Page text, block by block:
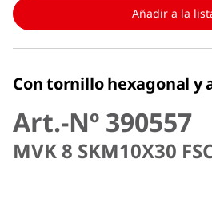
Añadir a la
Con tornillo hexagonal y
Art.-Nº 390557
MVK 8 SKM10X30